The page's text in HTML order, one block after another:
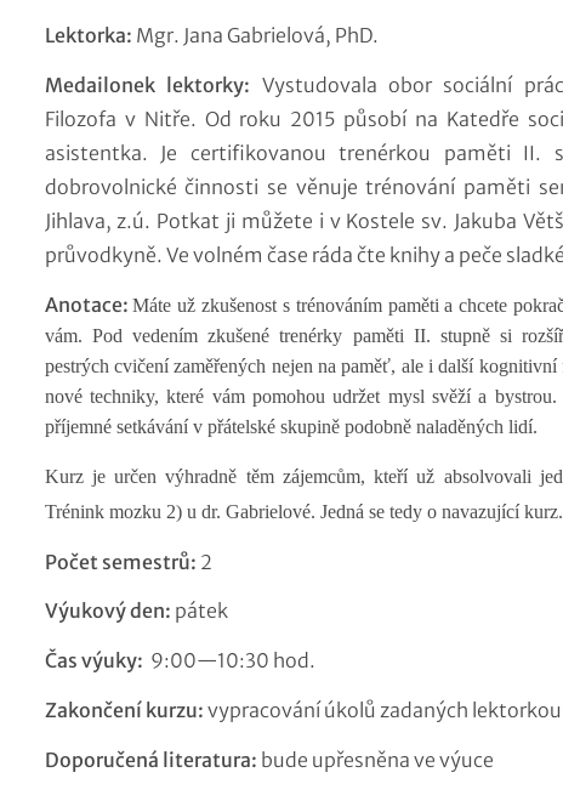
Lektorka: Mgr. Jana Gabrielová, PhD.
Medailonek lektorky: Vystudovala obor sociální
Filozofa v Nitře. Od roku 2015 působí na Katedře
asistentka. Je certifikovanou trenérkou paměti II.
dobrovolnické činnosti se věnuje trénování paměti
Jihlava, z.ú. Potkat ji můžete i v Kostele sv. Jakuba
průvodkyně. Ve volném čase ráda čte knihy a peče
Anotace: Máte už zkušenost s trénováním paměti a chcete
vám. Pod vedením zkušené trenérky paměti II. stupně si
pestrých cvičení zaměřených nejen na paměť, ale i další
nové techniky, které vám pomohou udržet mysl svěží a
příjemné setkávání v přátelské skupině podobně naladěných lidí.
Kurz je určen výhradně těm zájemcům, kteří už absolvovali
Trénink mozku 2) u dr. Gabrielové. Jedná se tedy o navazující kurz.
Počet semestrů: 2
Výukový den: pátek
Čas výuky: 9:00—10:30 hod.
Zakončení kurzu: vypracování úkolů zadaných lektorkou
Doporučená literatura: bude upřesněna ve výuce